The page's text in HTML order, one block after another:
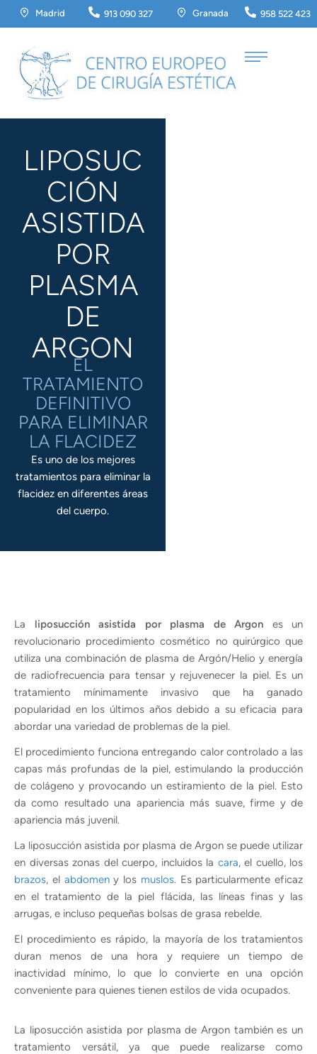
Madrid 913 090 327 Granada 958 522 423
LIPOSUC
CIÓN
ASISTIDA
POR
PLASMA
DE
ARGON
EL
TRATAMIENTO
DEFINITIVO
PARA ELIMINAR
LA FLACIDEZ
Es uno de los mejores
tratamientos para eliminar la
flacidez en diferentes áreas
del cuerpo.
La liposucción asistida por plasma de Argon es un
revolucionario procedimiento cosmético no quirúrgico que
utiliza una combinación de plasma de Argón/Helio y energía
de radiofrecuencia para tensar y rejuvenecer la piel. Es un
tratamiento mínimamente invasivo que ha ganado
popularidad en los últimos años debido a su eficacia para
abordar una variedad de problemas de la piel.
El procedimiento funciona entregando calor controlado a las
capas más profundas de la piel, estimulando la producción
de colágeno y provocando un estiramiento de la piel. Esto
da como resultado una apariencia más suave, firme y de
apariencia más juvenil.
La liposucción asistida por plasma de Argon se puede utilizar
en diversas zonas del cuerpo, incluidos la cara, el cuello, los
brazos, el abdomeny los muslos. Es particularmente eficaz
en el tratamiento de la piel flácida, las líneas finas y las
arrugas, e incluso pequeñas bolsas de grasa rebelde.
El procedimiento es rápido, la mayoría de los tratamientos
duran menos de una hora y requiere un tiempo de
inactividad mínimo, lo que lo convierte en una opción
conveniente para quienes tienen estilos de vida ocupados.
La liposucción asistida por plasma de Argon también es un
tratamiento versátil, ya que puede realizarse como